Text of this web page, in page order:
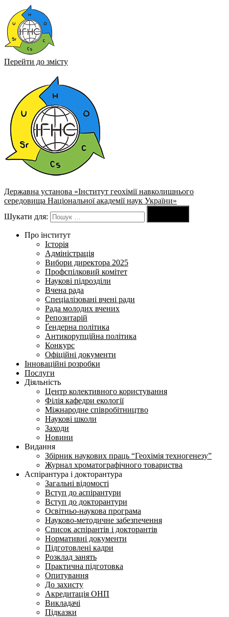
Перейти до змісту
Державна установа «Інститут геохімії навколишнього
середовища Національної академії наук України»
Шукати для:
Про інститут
Історія
Адміністрація
Вибори директора 2025
Профспілковий комітет
Наукові підрозділи
Вчена рада
Спеціалізовані вчені ради
Рада молодих вчених
Репозитарій
Ґендерна політика
Антикорупційна політика
Конкурс
Офіційні документи
Інноваційні розробки
Послуги
Діяльність
Центр колективного користування
Філія кафедри екології
Міжнародне співробітництво
Наукові школи
Заходи
Новини
Видання
Збірник наукових праць “Геохімія техногенезу”
Журнал хроматографічного товариства
Аспірантура і докторантура
Загальні відомості
Вступ до аспірантури
Вступ до докторантури
Освітньо-наукова програма
Науково-методичне забезпечення
Список аспірантів і докторантів
Нормативні документи
Підготовлені кадри
Розклад занять
Практична підготовка
Опитування
До захисту
Акредитація ОНП
Викладачі
Підказки